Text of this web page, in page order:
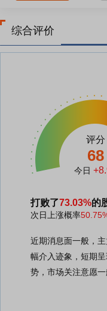
综合评价
评分
68
今日
打败了73.03%的
次日上涨概率
近期消息面一般，
幅介入迹象，短期
势，市场关注意愿一